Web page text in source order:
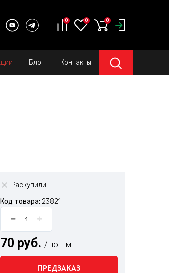
0 0 0
Блог Контакты
Раскупили
Код товара: 23821
70 руб. / пог. м.
ПРЕДЗАКАЗ